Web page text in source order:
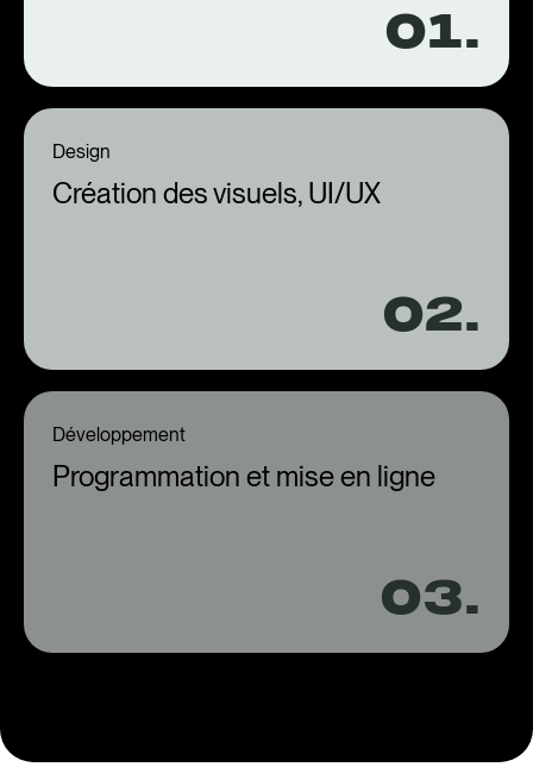
01.
Design
Création des visuels, UI/UX
02.
Développement
Programmation et mise en ligne
03.